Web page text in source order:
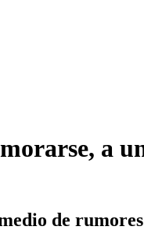
a
de